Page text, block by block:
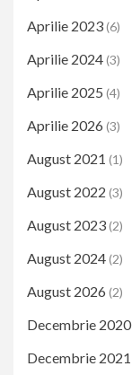
Aprilie 2023(6)
Aprilie 2024(3)
Aprilie 2025 (4)
Aprilie 2026 (3)
August 2021 (1)
August 2022 (3)
August 2023(2)
August 2024(2)
August 2026 (2)
Decembrie 2020
Decembrie 2021